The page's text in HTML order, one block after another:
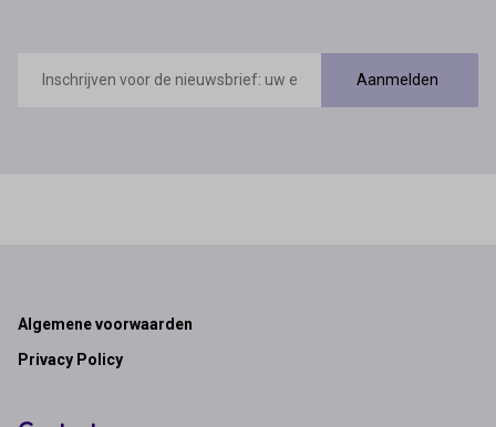
mailadres
Aanmelden
Footer
Algemene voorwaarden
Privacy Policy